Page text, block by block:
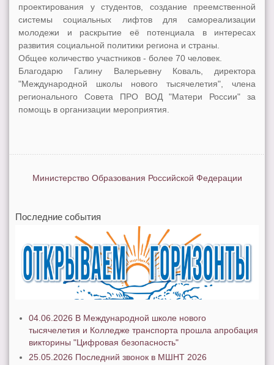
проектирования у студентов, создание преемственной
системы социальных лифтов для самореализации
молодежи и раскрытие её потенциала в интересах
развития социальной политики региона и страны.
Общее количество участников - более 70 человек.
Благодарю Галину Валерьевну Коваль, директора
"Международной школы нового тысячелетия", члена
регионального Совета ПРО ВОД "Матери России" за
помощь в организации мероприятия.
Министерство Образования Российской Федерации
Последние события
04.06.2026 В Международной школе нового
тысячелетия и Колледже транспорта прошла апробация
викторины "Цифровая безопасность"
25.05.2026 Последний звонок в МШНТ 2026